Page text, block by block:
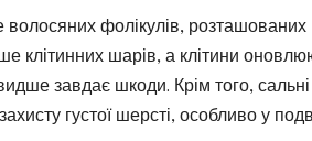
фолікулів,
клітинних шарів, а клітини
завдає шкоди. Крім того,
густої шерсті, особливо у